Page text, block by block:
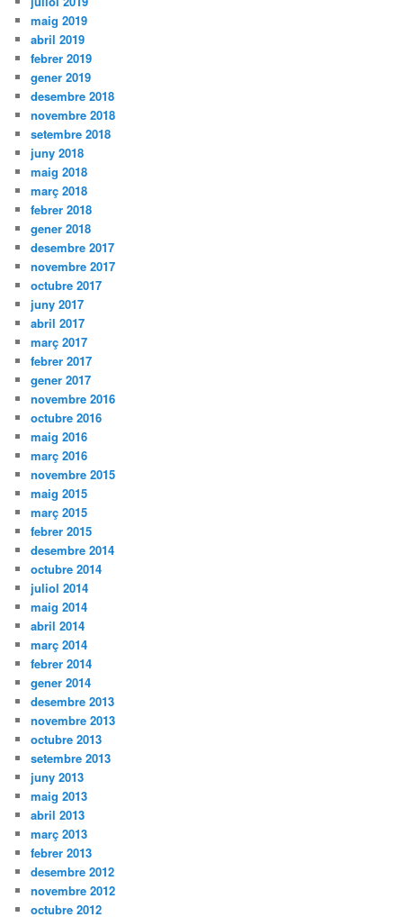
maig 2019
abril 2019
febrer 2019
gener 2019
desembre 2018
novembre 2018
setembre 2018
juny 2018
maig 2018
març 2018
febrer 2018
gener 2018
desembre 2017
novembre 2017
octubre 2017
juny 2017
abril 2017
març 2017
febrer 2017
gener 2017
novembre 2016
octubre 2016
maig 2016
març 2016
novembre 2015
maig 2015
març 2015
febrer 2015
desembre 2014
octubre 2014
juliol 2014
maig 2014
abril 2014
març 2014
febrer 2014
gener 2014
desembre 2013
novembre 2013
octubre 2013
setembre 2013
juny 2013
maig 2013
abril 2013
març 2013
febrer 2013
desembre 2012
novembre 2012
octubre 2012